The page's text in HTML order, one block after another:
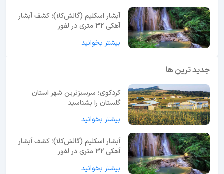
آبشار اسکلیم (گالش‌کلا)؛ کشف آبشار
آهکی ۳۲ متری در لفور
بیشتر بخوانید
جدید ترین ها
کردکوی؛ سرسبزترین شهر استان
گلستان را بشناسید
بیشتر بخوانید
آبشار اسکلیم (گالش‌کلا)؛ کشف آبشار
آهکی ۳۲ متری در لفور
بیشتر بخوانید